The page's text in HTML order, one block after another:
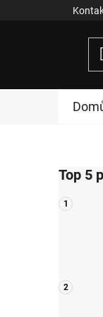
o
s
t
n
Top 5